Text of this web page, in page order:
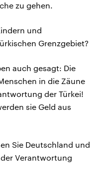
zu gehen.
und
Grenzgebiet?
auch gesagt: Die
in die Zäune
der Türkei!
sie Geld aus
Sie Deutschland und
Verantwortung